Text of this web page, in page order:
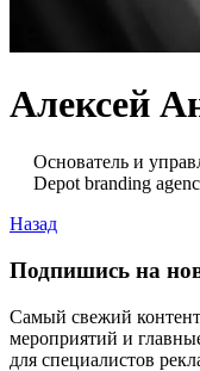
Алексей
Основатель и
Depot branding
Назад
Подпишись на
Самый свежий
мероприятий и
для специалистов